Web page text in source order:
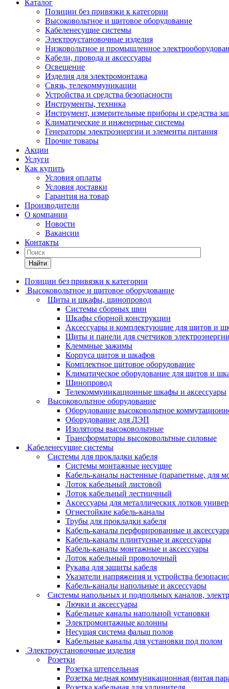
Каталог
Позиции без привязки к категории
Высоковольтное и щитовое оборудование
Кабеленесущие системы
Электроустановочные изделия
Низковольтное и промышленное
Кабели, провода и аксессуары
Освещение
Изделия для электромонтажа
Связь, телекоммуникации
Устройства и средства безопасности
Инструменты, техника
Инструмент, измерительные приборы и средства
Климатические и инженерные системы
Генераторы электроэнергии и элементы питания
Прочие товары
Акции
Услуги
Как купить
Условия оплаты
Условия доставки
Гарантия на товар
Производители
О компании
Новости
Вакансии
Контакты
Найти
Позиции без привязки к категории
Высоковольтное и щитовое оборудование
Щиты и шкафы, шинопровод
Системы сборных шин
Шкафы сборной конструкции
Аксессуары и комплектующие для щитов и
Щиты и панели для счетчиков электроэнергии
Клеммные зажимы
Корпуса щитов и шкафов
Комплектное щитовое оборудование
Климатическое оборудование для щитов и
Шинопровод
Телекоммуникационные шкафы и аксессуары
Высоковольтное оборудование
Оборудование высоковольтное
Оборудование для ЛЭП
Изоляторы высоковольтные
Трансформаторы высоковольтные силовые
Кабеленесущие системы
Системы для прокладки кабеля
Системы монтажные несущие
Кабель-каналы настенные (парапетные, для
Лоток кабельный листовой
Лоток кабельный лестничный
Аксессуары для металлических лотков
Огнестойкие кабель-каналы
Трубы для прокладки кабеля
Кабель-каналы перфорированные и
Кабель-каналы плинтусные и аксессуары
Кабель-каналы монтажные и аксессуары
Лоток кабельный проволочный
Рукава для защиты кабеля
Указатели напряжения и устройства
Кабель-каналы напольные и аксессуары
Системы напольных и подпольных каналов,
Лючки и аксессуары
Кабельные каналы напольной установки
Электромонтажные колонны
Несущая система фальш полов
Кабельные каналы для установки под полом
Электроустановочные изделия
Розетки
Розетка штепсельная
Розетка медная коммуникационная (витая
Розетка кабельная для удлинителя